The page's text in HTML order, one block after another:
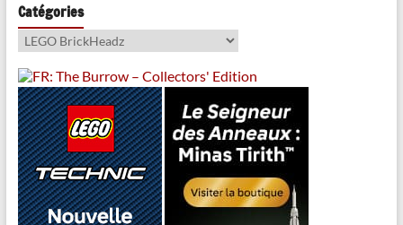
Catégories
Catégories